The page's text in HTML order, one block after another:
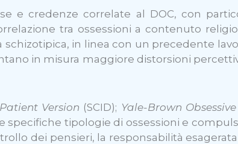
e credenze correlate al DOC, con
tra ossessioni a contenuto
in linea con un precedente
in misura maggiore distorsioni
Version (SCID); Yale-Brown
specifiche tipologie di ossessioni e
dei pensieri, la responsabilità